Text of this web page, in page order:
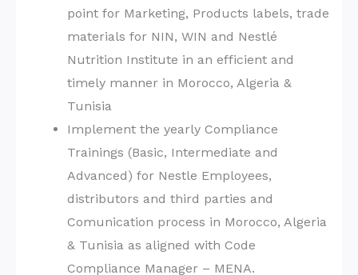
point for Marketing, Products labels, trade
materials for NIN, WIN and Nestlé
Nutrition Institute in an efficient and
timely manner in Morocco, Algeria &
Tunisia
Implement the yearly Compliance
Trainings (Basic, Intermediate and
Advanced) for Nestle Employees,
distributors and third parties and
Comunication process in Morocco, Algeria
& Tunisia as aligned with Code
Compliance Manager – MENA.